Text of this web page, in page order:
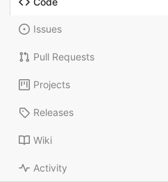
Issues
Pull Requests
Projects
Releases
Wiki
Activity